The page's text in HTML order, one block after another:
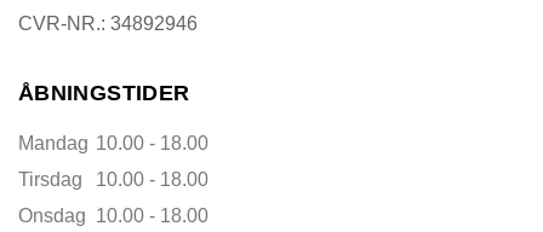
CVR-NR.: 34892946
ÅBNINGSTIDER
Mandag 10.00 - 18.00
Tirsdag
10.00 - 18.00
Onsdag 10.00 - 18.00